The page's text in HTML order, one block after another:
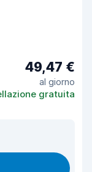
49,47 €
al giorno
gratuita